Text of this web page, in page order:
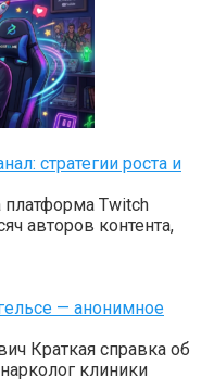
стратегии роста и
Twitch
авторов контента,
— анонимное
Краткая справка об
клиники